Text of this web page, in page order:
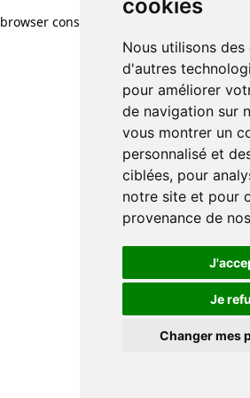
cookies
Nous utilisons
d'autres
pour améliorer
de navigation sur
vous montrer un
personnalisé et
ciblées, pour
notre site et pour
provenance de
Je
Changer mes
browser console for more information)